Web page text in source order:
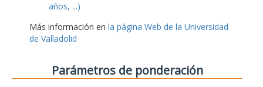
años, ...)
Más información en la página Web de la Universidad
de Valladolid
Parámetros de ponderación